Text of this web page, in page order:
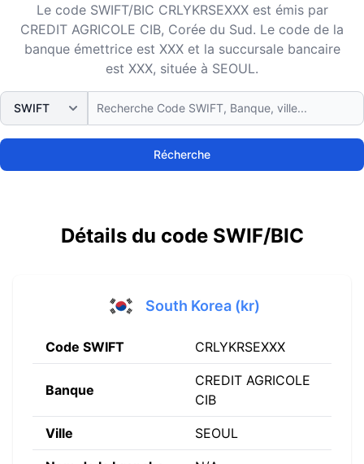
Le code SWIFT/BIC CRLYKRSEXXX est émis par
CREDIT AGRICOLE CIB, Corée du Sud. Le code de la
banque émettrice est XXX et la succursale bancaire
est XXX, située à SEOUL.
Récherche
Détails du code SWIF/BIC
South Korea (kr)
Code SWIFT CRLYKRSEXXX
Banque
CREDIT AGRICOLE
CIB
Ville SEOUL